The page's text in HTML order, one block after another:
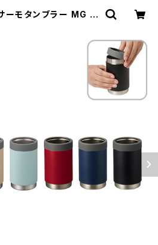
ーモタンブラー MG |